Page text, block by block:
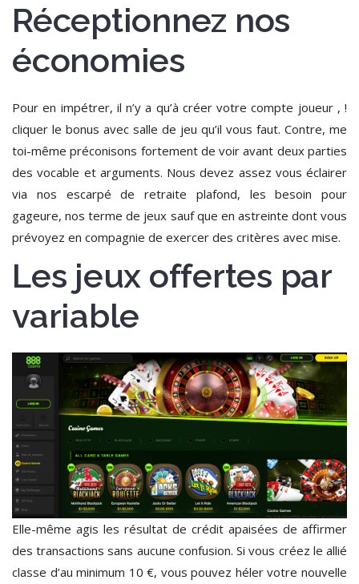
Réceptionnez nos
économies
Pour en impétrer, il n’y a qu’à créer votre compte joueur , !
cliquer le bonus avec salle de jeu qu’il vous faut. Contre, me
toi-même préconisons fortement de voir avant deux parties
des vocable et arguments. Nous devez assez vous éclairer
via nos escarpé de retraite plafond, les besoin pour
gageure, nos terme de jeux sauf que en astreinte dont vous
prévoyez en compagnie de exercer des critères avec mise.
Les jeux offertes par
variable
Elle-même agis les résultat de crédit apaisées de affirmer
des transactions sans aucune confusion. Si vous créez le allié
classe d’au minimum 10 €, vous pouvez héler votre nouvelle